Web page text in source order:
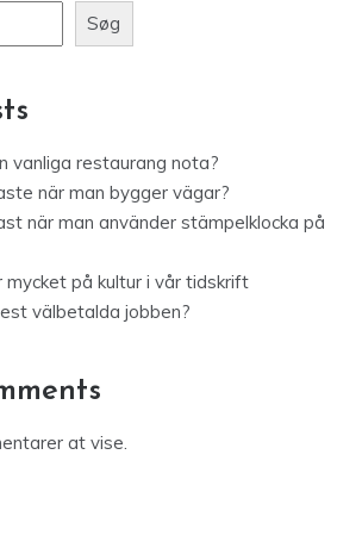
Søg
vanliga restaurang nota?
när man bygger vägar?
när man använder stämpelklocka på
mycket på kultur i vår tidskrift
välbetalda jobben?
at vise.